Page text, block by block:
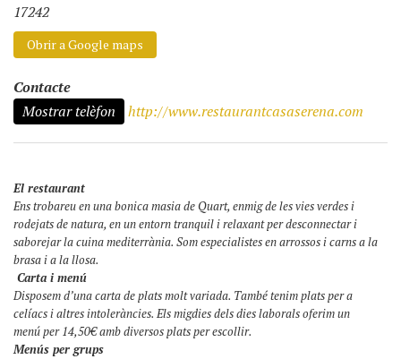
17242
Obrir a Google maps
Contacte
Mostrar telèfon
http://www.restaurantcasaserena.com
El restaurant
Ens trobareu en una bonica masia de Quart, enmig de les vies verdes i
rodejats de natura, en un entorn tranquil i relaxant per desconnectar i
saborejar la cuina mediterrània. Som especialistes en arrossos i carns a la
brasa i a la llosa.
Carta i menú
Disposem d’una carta de plats molt variada. També tenim plats per a
celíacs i altres intoleràncies. Els migdies dels dies laborals oferim un
menú per 14,50€ amb diversos plats per escollir.
Menús per grups